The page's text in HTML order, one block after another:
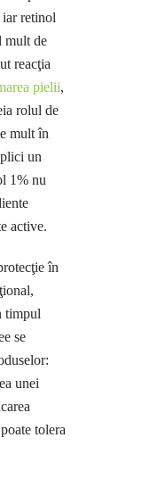
iar retinol
mult de
reacţia
pielii,
rolul de
mult în
un
1% nu
active.
în
timpul
se
unei
tolera